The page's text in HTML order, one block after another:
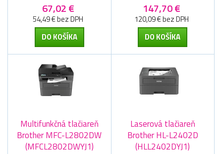
67,02 €
54,49 € bez DPH
DO KOŠÍKA
147,70 €
120,09 € bez DPH
DO KOŠÍKA
Multifunkčná tlačiareň
Brother MFC-L2802DW
(MFCL2802DWYJ1)
Laserová tlačiareň
Brother HL-L2402D
(HLL2402DYJ1)